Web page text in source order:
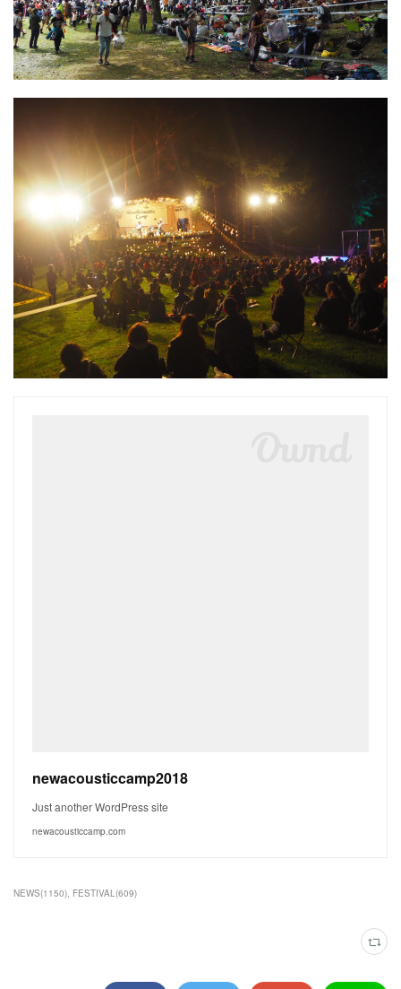
newacousticcamp2018
Just another WordPress site
newacousticcamp.com
NEWS(1150) FESTIVAL(609)